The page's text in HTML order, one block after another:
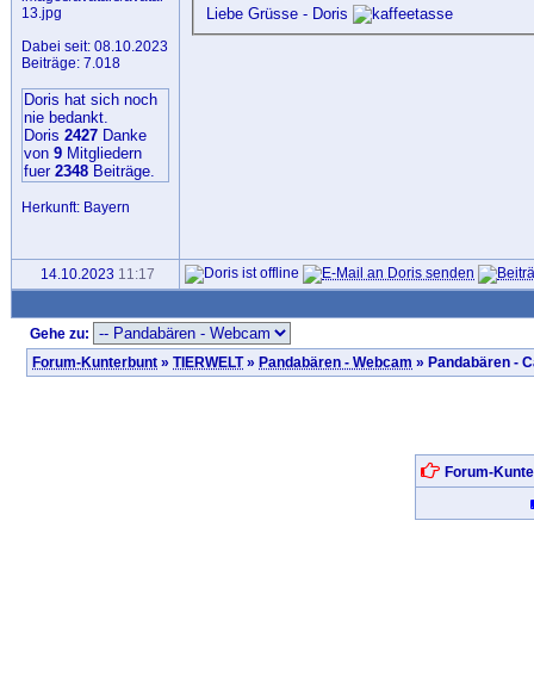
Dabei seit: 08.10.2023
Beiträge: 7.018
Doris hat sich noch
nie bedankt.
Doris 2427 Danke
von 9 Mitgliedern
fuer 2348 Beiträge.
Herkunft: Bayern
Liebe Grüsse - Doris
14.10.2023 11:17
Gehe zu:
Forum-Kunterbunt » TIERWELT» Pandabären - Webcam » Pandabären -
Forum-